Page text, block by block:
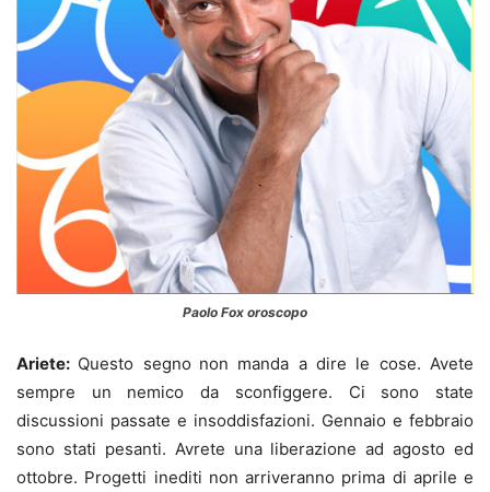
Paolo Fox oroscopo
Ariete: Questo segno non manda a dire le cose. Avete
sempre un nemico da sconfiggere. Ci sono state
discussioni passate e insoddisfazioni. Gennaio e febbraio
sono stati pesanti. Avrete una liberazione ad agosto ed
ottobre. Progetti inediti non arriveranno prima di aprile e